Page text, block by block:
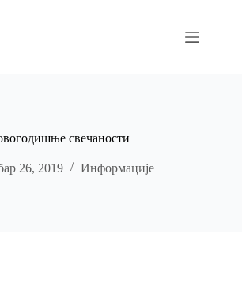
свечаности
26, 2019 Информације